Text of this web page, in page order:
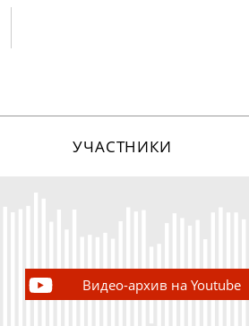
УЧАСТНИКИ
Видео-архив на Youtube